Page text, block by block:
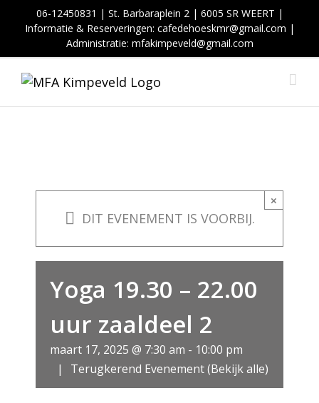
06-12450831 | St. Barbaraplein 2 | 6005 SR WEERT |
Informatie & Reserveringen: cafedehoeskmr@gmail.com |
Administratie: mfakimpeveld@gmail.com
×
DIT EVENEMENT IS VOORBIJ.
Yoga 19.30 – 22.00
uur zaaldeel 2
maart 17, 2025 @ 7:30 am - 10:00 pm
|
Terugkerend Evenement(Bekijk alle)